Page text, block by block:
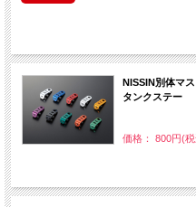
NISSIN別体マ
タンクステー
価格： 800円(